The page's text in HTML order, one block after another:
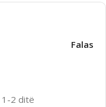
Falas
1-2 ditë